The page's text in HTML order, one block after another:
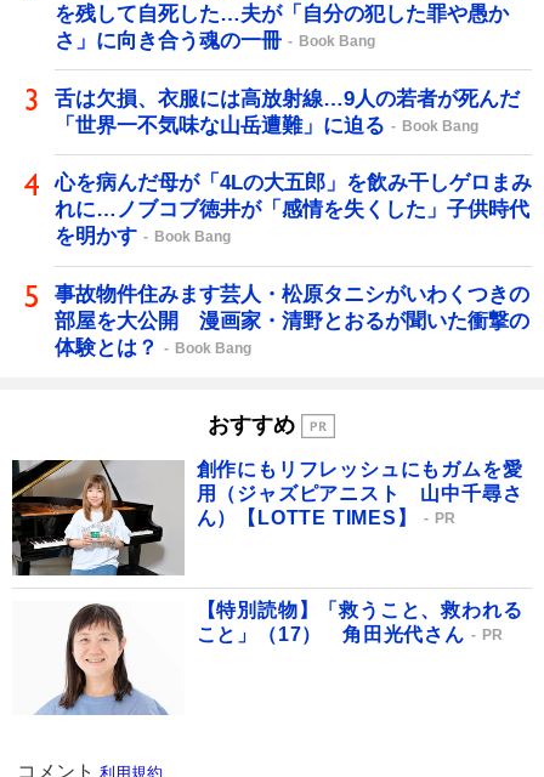
を残して自死した…夫が「自分の犯した罪や愚か
さ」に向き合う魂の一冊
Book Bang
舌は欠損、衣服には高放射線…9人の若者が死んだ
「世界一不気味な山岳遭難」に迫る
Book Bang
心を病んだ母が「4Lの大五郎」を飲み干しゲロまみ
れに…ノブコブ徳井が「感情を失くした」子供時代
を明かす
Book Bang
事故物件住みます芸人・松原タニシがいわくつきの
部屋を大公開 漫画家・清野とおるが聞いた衝撃の
体験とは？
Book Bang
おすすめ
創作にもリフレッシュにもガムを愛
用（ジャズピアニスト 山中千尋さ
ん）【LOTTE TIMES】
PR
【特別読物】「救うこと、救われる
こと」（17） 角田光代さん
PR